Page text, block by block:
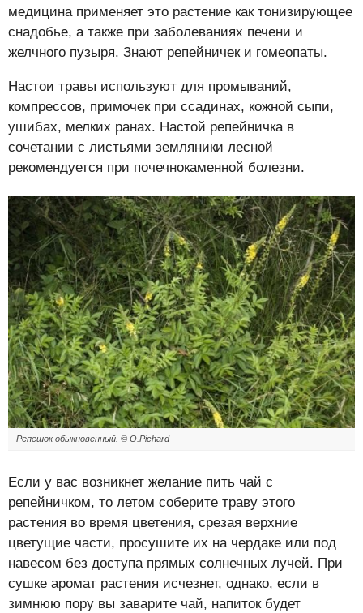
медицина применяет это растение как тонизирующее
снадобье, а так­же при заболеваниях печени и
желчного пузыря. Знают репейничек и гомеопаты.
Настои травы используют для промываний,
компрессов, примочек при ссадинах, кожной сыпи,
ушибах, мелких ранах. Настой репейничка в
сочетании с листьями земляники лесной
рекомендуется при почечнокаменной болезни.
Репешок обыкновенный. © O.Pichard
Если у вас возникнет желание пить чай с
репейничком, то летом соберите траву этого
растения во время цветения, срезая верхние
цветущие части, просушите их на чердаке или под
навесом без доступа прямых солнечных лучей. При
сушке аромат растения исчезнет, однако, если в
зимнюю пору вы заварите чай, напиток будет